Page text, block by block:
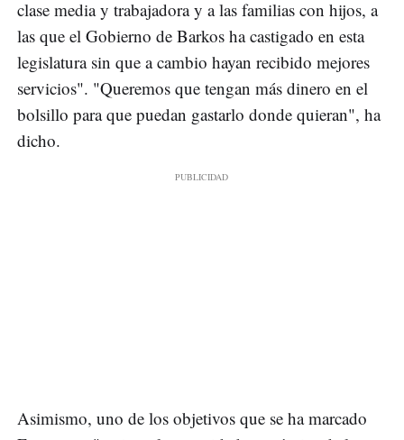
clase media y trabajadora y a las familias con hijos, a
las que el Gobierno de Barkos ha castigado en esta
legislatura sin que a cambio hayan recibido mejores
servicios". "Queremos que tengan más dinero en el
bolsillo para que puedan gastarlo donde quieran", ha
dicho.
Asimismo, uno de los objetivos que se ha marcado